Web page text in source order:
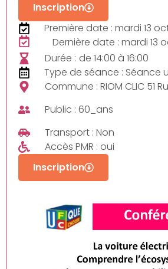
Inscription
Première date : mardi 13
Dernière date : mardi 13
Durée : de 14:00 à 16:00
Type de séance : Séance
Commune : RIOM CLIC 51
Public : 60_ans
Transport : Non
Accès PMR : oui
Inscription